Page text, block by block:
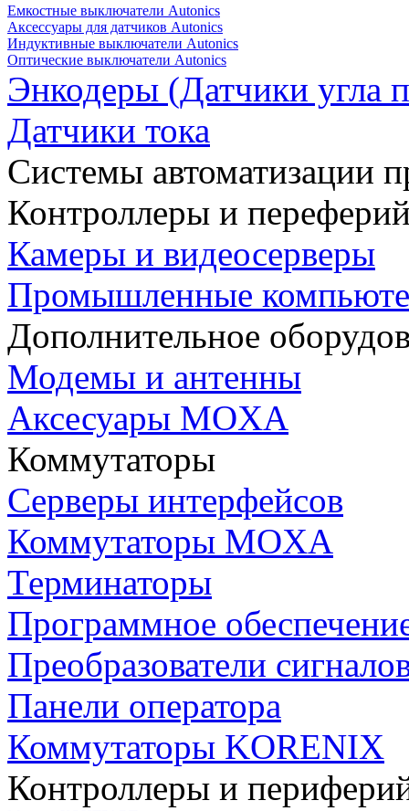
Емкостные выключатели Autonics
Аксессуары для датчиков Autonics
Индуктивные выключатели Autonics
Оптические выключатели Autonics
Энкодеры (Датчики угла
Датчики тока
Системы автоматизации
Контроллеры и
Камеры и видеосерверы
Промышленные
Дополнительное
Модемы и антенны
Аксесуары MOXA
Коммутаторы
Серверы интерфейсов
Коммутаторы MOXA
Терминаторы
Программное
Преобразователи
Панели оператора
Коммутаторы KORENIX
Контроллеры и